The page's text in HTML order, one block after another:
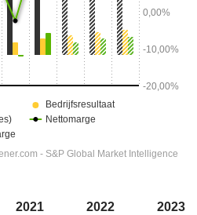
2021 2022
2023